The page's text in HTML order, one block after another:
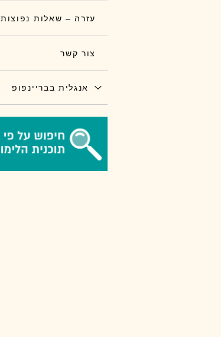
עזרה – שאלות נפוצות
צור קשר
אנגלית בבריינפופ